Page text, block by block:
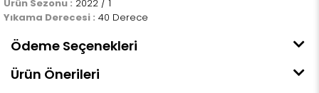
Ürün Sezonu : 2022 / 1
Yıkama Derecesi : 40 Derece
Ödeme Seçenekleri
Ürün Önerileri